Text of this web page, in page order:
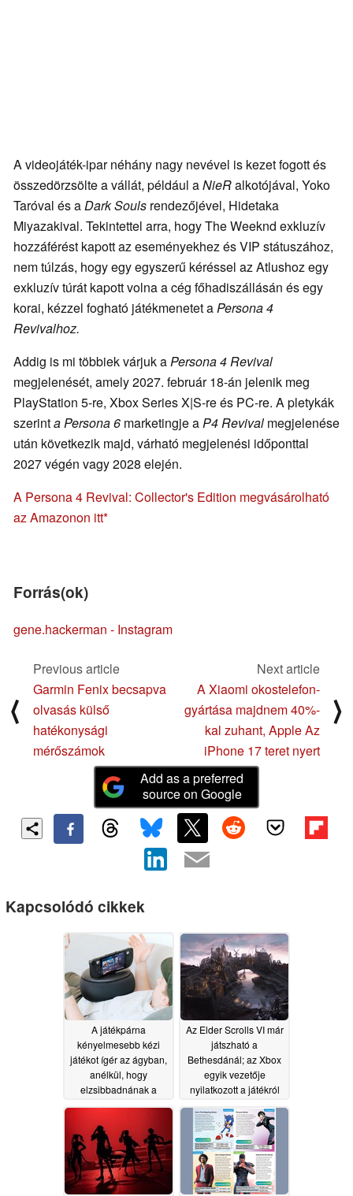
A videojáték-ipar néhány nagy nevével is kezet fogott és
összedörzsölte a vállát, például aNieRalkotójával, Yoko
Taróval és aDark Souls rendezőjével, Hidetaka
Miyazakival. Tekintettel arra, hogy The Weeknd exkluzív
hozzáférést kapott az eseményekhez és VIP státuszához,
nem túlzás, hogy egy egyszerű kéréssel az Atlushoz egy
exkluzív túrát kapott volna a cég főhadiszállásán és egy
korai, kézzel fogható játékmenetet aPersona 4
Revivalhoz.
Addig is mi többiek várjuk aPersona 4 Revival
megjelenését, amely 2027. február 18-án jelenik meg
PlayStation 5-re, Xbox Series X|S-re és PC-re. A pletykák
szerinta Persona 6 marketingje aP4 Revival megjelenése
után következik majd, várható megjelenési időponttal
2027 végén vagy 2028 elején.
A Persona 4 Revival: Collector's Edition megvásárolható
az Amazonon itt
Forrás(ok)
gene.hackerman - Instagram
⟨
Previous article
Garmin Fenix becsapva
olvasás külső
hatékonysági
mérőszámok
Next article
A Xiaomi okostelefon-
gyártása majdnem 40%-
kal zuhant, Apple Az
iPhone 17 teret nyert
⟩
Add as a preferred
source on Google
Kapcsolódó cikkek
A játékpárna
kényelmesebb kézi
játékot ígér az ágyban,
anélkül, hogy
elzsibbadnának a
06/12/2026
Az Elder Scrolls VI már
játszható a
Bethesdánál; az Xbox
egyik vezetője
nyilatkozott a játékról